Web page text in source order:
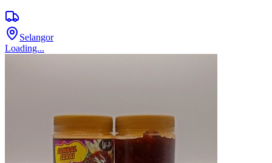
Selangor
Loading...